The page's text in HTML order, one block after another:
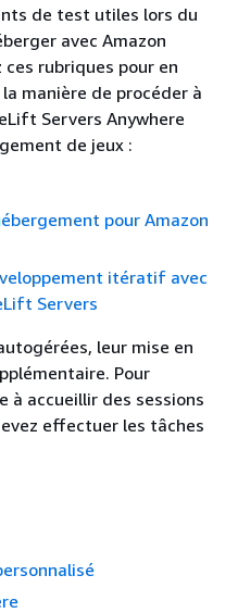
de test utiles lors du
avec Amazon
rubriques pour en
manière de procéder à
Servers Anywhere
de jeux :
pour Amazon
itératif avec
Servers
leur mise en
Pour
à accueillir des sessions
effectuer les tâches